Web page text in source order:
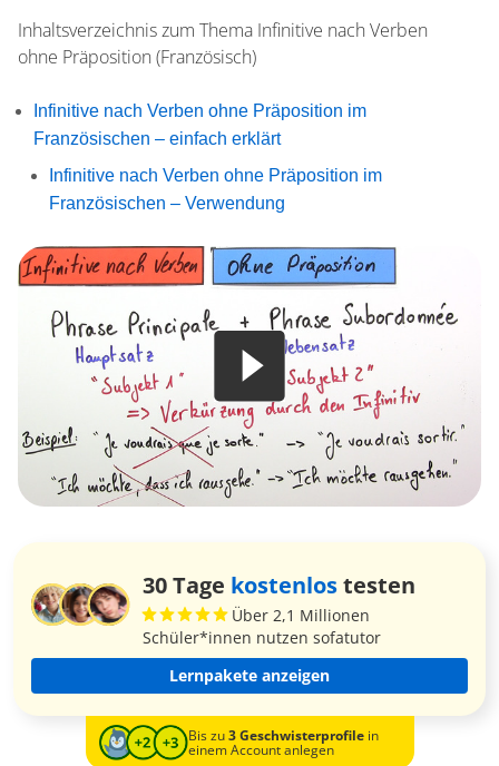
Inhaltsverzeichnis zum Thema Infinitive nach Verben
ohne Präposition (Französisch)
Infinitive nach Verben ohne Präposition im
Französischen – einfach erklärt
Infinitive nach Verben ohne Präposition im
Französischen – Verwendung
30 Tage kostenlostesten
Über 2,1 Millionen
Schüler*innen nutzen sofatutor
Lernpakete anzeigen
Bis zu3 Geschwisterprofilein
einem Account anlegen